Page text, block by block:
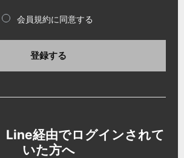
会員規約に同意する
登録する
Line経由でログインされて
いた方へ